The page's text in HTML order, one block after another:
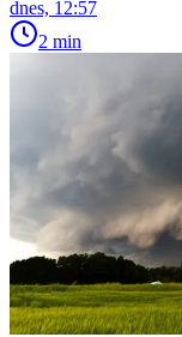
dnes, 12:57
2 min